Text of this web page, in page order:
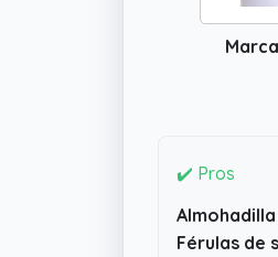
✔️ Pros
Férulas de